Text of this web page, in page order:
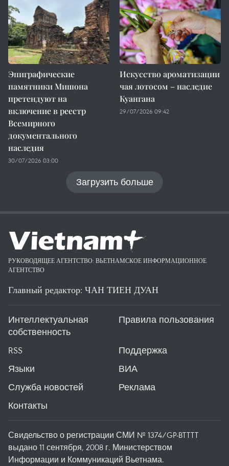
Эпиграфические
памятники Мишона
претендуют на
включение в реестр
Всемирного
документального
наследия
30/07/2026 03:00
Искусство ароматизации
чая лотосом – наследие
Куангана
29/07/2026 09:42
Загрузить больше
РУКОВОДЯЩЕЕ АГЕНТСТВО: ВЬЕТНАМСКОЕ ИНФОРМАЦИОННОЕ
АГЕНТСТВО
Главный редактор: ЧАН ТИЕН ДУАН
Интеллектуальная
собственность
Правила пользования
RSS
Поддержка
Языки
ВИА
Служба новостей
Реклама
Контакты
Свидельство о регистрации СМИ № 1374/GP-BTTTT
выдано 11 сентября, 2008 г. Министерством
Информации и Коммуникаций Вьетнама.